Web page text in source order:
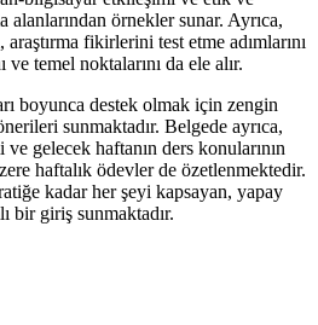
alanlarından örnekler sunar. Ayrıca,
fikirlerini test etme adımlarını
ve temel noktalarını da ele alır.
boyunca destek olmak için zengin
sunmaktadır. Belgede ayrıca,
gelecek haftanın ders konularının
haftalık ödevler de özetlenmektedir.
kadar her şeyi kapsayan, yapay
bir giriş sunmaktadır.